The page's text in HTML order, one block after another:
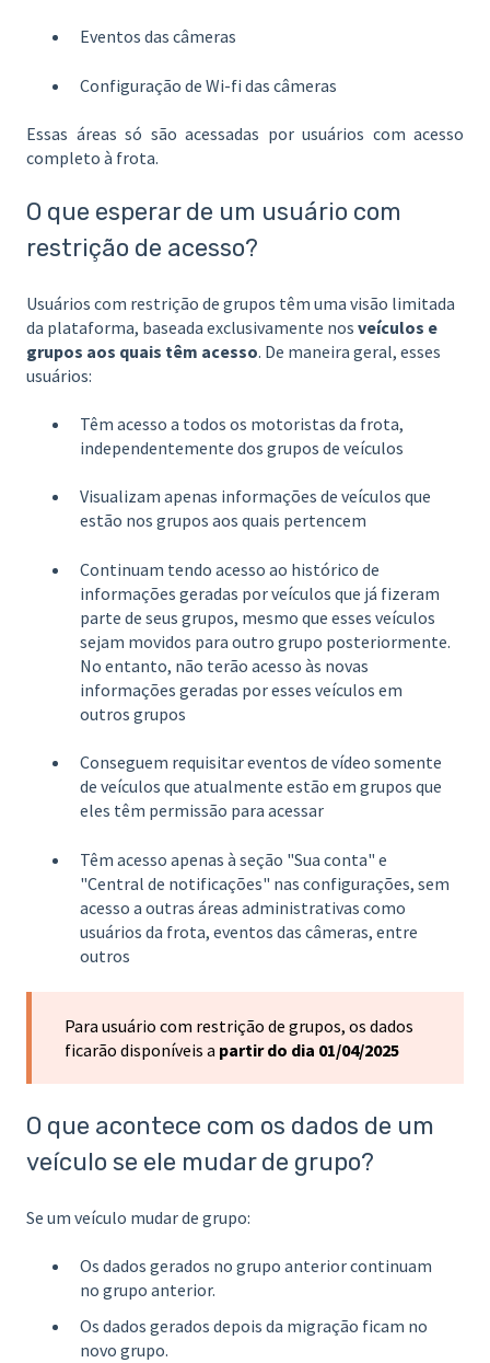
Eventos das câmeras
Configuração de Wi-fi das câmeras
Essas áreas só são acessadas por usuários com acesso
completo à frota.
O que esperar de um usuário com
restrição de acesso?
Usuários com restrição de grupos têm uma visão limitada
da plataforma, baseada exclusivamente nos veículos e
grupos aos quais têm acesso. De maneira geral, esses
usuários:
Têm acesso a todos os motoristas da frota,
independentemente dos grupos de veículos
Visualizam apenas informações de veículos que
estão nos grupos aos quais pertencem
Continuam tendo acesso ao histórico de
informações geradas por veículos que já fizeram
parte de seus grupos, mesmo que esses veículos
sejam movidos para outro grupo posteriormente.
No entanto, não terão acesso às novas
informações geradas por esses veículos em
outros grupos
Conseguem requisitar eventos de vídeo somente
de veículos que atualmente estão em grupos que
eles têm permissão para acessar
Têm acesso apenas à seção "Sua conta" e
"Central de notificações" nas configurações, sem
acesso a outras áreas administrativas como
usuários da frota, eventos das câmeras, entre
outros
Para usuário com restrição de grupos, os dados
ficarão disponíveis a partir do dia 01/04/2025
O que acontece com os dados de um
veículo se ele mudar de grupo?
Se um veículo mudar de grupo:
Os dados gerados no grupo anterior continuam
no grupo anterior.
Os dados gerados depois da migração ficam no
novo grupo.